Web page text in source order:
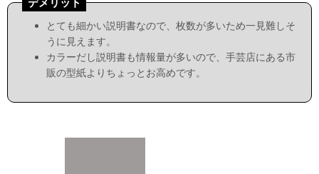
とても細かい説明書なので、枚数が多いため一見難しそ
うに見えます。
カラーだし説明書も情報量が多いので、手芸店にある市
販の型紙よりちょっとお高めです。